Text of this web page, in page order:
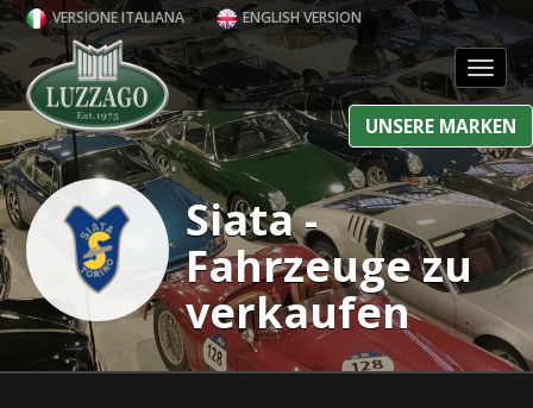
VERSIONE ITALIANA ENGLISH VERSION
UNSERE MARKEN
Siata -
Fahrzeuge zu
verkaufen